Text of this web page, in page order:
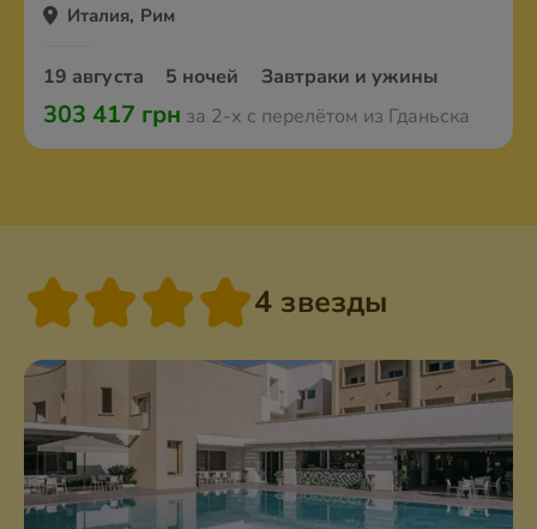
Италия, Рим
19 августа 5 ночей Завтраки и ужины
303 417 грн за 2-х с перелётом из Гданьска
4 звезды